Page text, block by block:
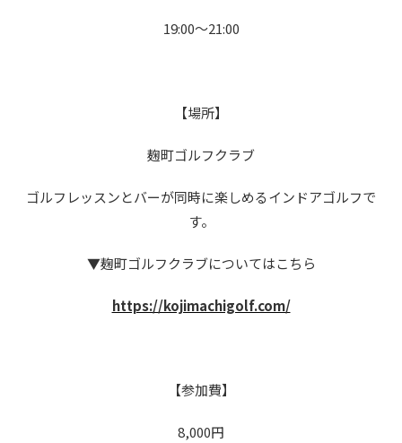
19:00～21:00
【場所】
麹町ゴルフクラブ
ゴルフレッスンとバーが同時に楽しめるインドアゴルフで
す。
▼麹町ゴルフクラブについてはこちら
https://kojimachigolf.com/
【参加費】
8,000円